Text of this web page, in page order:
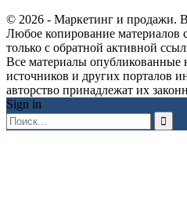
© 2026 - Маркетинг и продажи.
Любое копирование материалов
только с обратной активной
Все материалы опубликованные
источников и других порталов
авторство принадлежат их
Sign in